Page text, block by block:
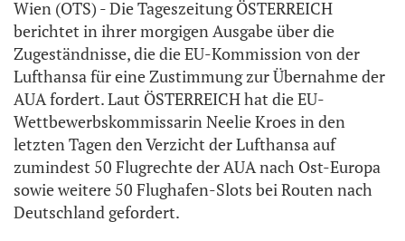
Wien (OTS) - Die Tageszeitung ÖSTERREICH
berichtet in ihrer morgigen Ausgabe über die
Zugeständnisse, die die EU-Kommission von der
Lufthansa für eine Zustimmung zur Übernahme der
AUA fordert. Laut ÖSTERREICH hat die EU-
Wettbewerbskommissarin Neelie Kroes in den
letzten Tagen den Verzicht der Lufthansa auf
zumindest 50 Flugrechte der AUA nach Ost-Europa
sowie weitere 50 Flughafen-Slots bei Routen nach
Deutschland gefordert.